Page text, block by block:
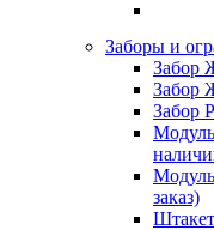
Заборы и
Забор
Забор
Забор
заказ)